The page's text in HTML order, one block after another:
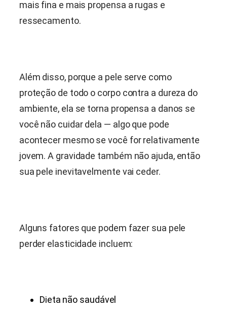
mais fina e mais propensa a rugas e
ressecamento.
Além disso, porque a pele serve como
proteção de todo o corpo contra a dureza do
ambiente, ela se torna propensa a danos se
você não cuidar dela — algo que pode
acontecer mesmo se você for relativamente
jovem. A gravidade também não ajuda, então
sua pele inevitavelmente vai ceder.
Alguns fatores que podem fazer sua pele
perder elasticidade incluem:
Dieta não saudável